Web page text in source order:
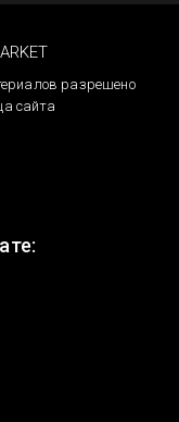
разрешено
сайта